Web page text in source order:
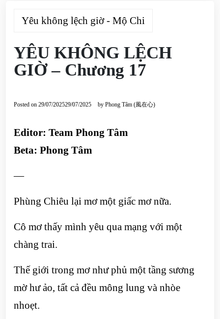
Yêu không lệch giờ - Mộ Chi
YÊU KHÔNG LỆCH
GIỜ – Chương 17
Posted on 29/07/202529/07/2025 by Phong Tâm (風在心)
Editor: Team Phong Tâm
Beta: Phong Tâm
—
Phùng Chiêu lại mơ một giấc mơ nữa.
Cô mơ thấy mình yêu qua mạng với một
chàng trai.
Thế giới trong mơ như phủ một tầng sương
mờ hư ảo, tất cả đều mông lung và nhòe
nhoẹt.